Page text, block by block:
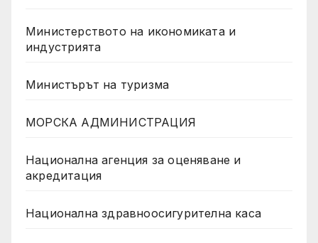
Министерството на икономиката и
индустрията
Министърът на туризма
МОРСКА АДМИНИСТРАЦИЯ
Национална агенция за оценяване и
акредитация
Национална здравноосигурителна каса